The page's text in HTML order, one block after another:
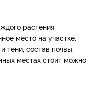
растения
место на участке.
тени, состав почвы,
местах стоит можно